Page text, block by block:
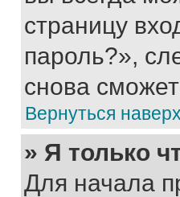
страницу
пароль?»,
снова
Вернуться наверх
» Я только
Для начала